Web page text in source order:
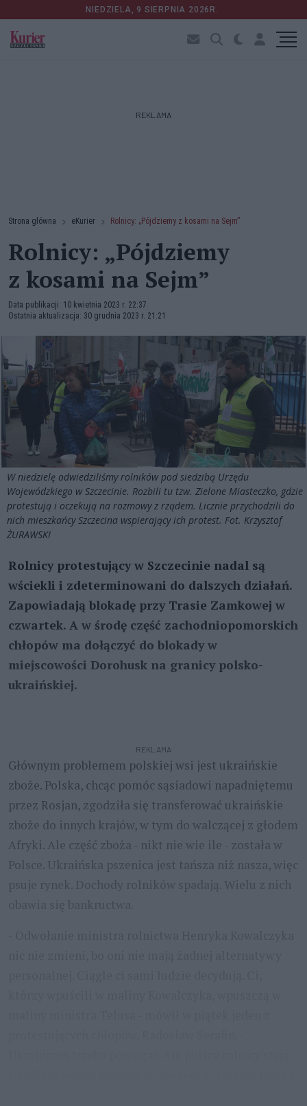
NIEDZIELA, 9 SIERPNIA 2026R.
REKLAMA
Strona główna eKurier Rolnicy: „Pójdziemy z kosami na Sejm”
Rolnicy: „Pójdziemy
z kosami na Sejm”
Data publikacji: 10 kwietnia 2023 r. 22:37
Ostatnia aktualizacja: 30 grudnia 2023 r. 21:21
W niedzielę odwiedziliśmy rolników pod siedzibą Urzędu
Wojewódzkiego w Szczecinie. Rozbili tu tzw. Zielone Miasteczko, gdzie
protestują i oczekują na rozmowy z rządem. Licznie przychodzili do
nich mieszkańcy Szczecina wspierający ich protest. Fot. Krzysztof
ŻURAWSKI
Rolnicy protestujący w Szczecinie nadal są
wściekli i zdeterminowani do dalszych działań.
Zapowiadają blokadę przy Trasie Zamkowej w
czwartek. A w środę część zachodniopomorskich
chłopów ma dołączyć do blokady w
miejscowości Dorohusk na granicy polsko-
ukraińskiej.
REKLAMA
Głównym problemem polskiej wsi jest ukraińskie
zboże. Polska, chcąc pomóc sąsiadowi napadniętemu
przez Rosjan, zgodziła się transferować ukraińskie
zboże do innych krajów, w tym do walczącej z głodem
Afryki. Ale część zboża - nikt nie wie ile - została w
Polsce. Ukraińska pszenica jest tańsza niż nasza, więc
psuje rynek. Dochody rolników spadają. Wielu z nich